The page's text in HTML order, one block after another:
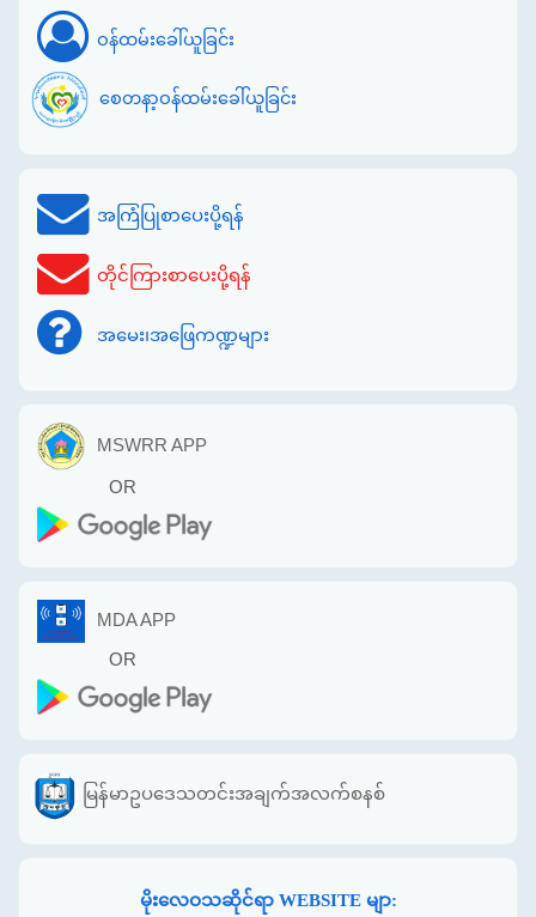
ဝန်ထမ်းခေါ်ယူခြင်း
စေတနာ့ဝန်ထမ်းခေါ်ယူခြင်း
အကြံပြုစာပေးပို့ရန်
တိုင်ကြားစာပေးပို့ရန်
အမေး၊အဖြေကဏ္ဍများ
MSWRR APP
OR
MDA APP
OR
မြန်မာဥပဒေသတင်းအချက်အလက်စနစ်
မိုးလေဝသဆိုင်ရာ WEBSITE မျာ: